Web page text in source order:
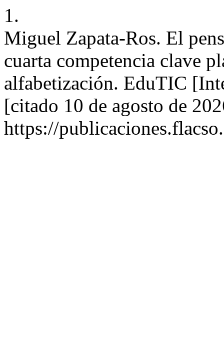
1.
Miguel Zapata-Ros. El
cuarta competencia clave
alfabetización. EduTIC
[citado 10 de agosto de
https://